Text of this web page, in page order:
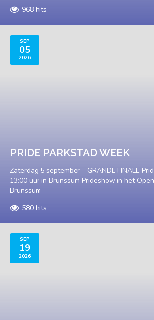
968 hits
SEP
05
2026
PRIDE PARKSTAD WEEK
Zaterdag 5 september – GRANDE FINALE
13:00 uur in Brunssum Prideshow in het
Brunssum
580 hits
SEP
19
2026